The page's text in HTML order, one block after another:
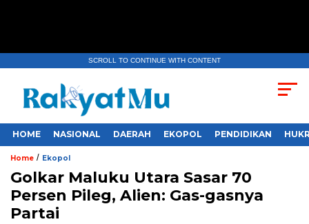
SCROLL TO CONTINUE WITH CONTENT
HOME NASIONAL DAERAH EKOPOL PENDIDIKAN
Home / Ekopol
Golkar Maluku Utara Sasar 70
Persen Pileg, Alien: Gas-gasnya
Partai